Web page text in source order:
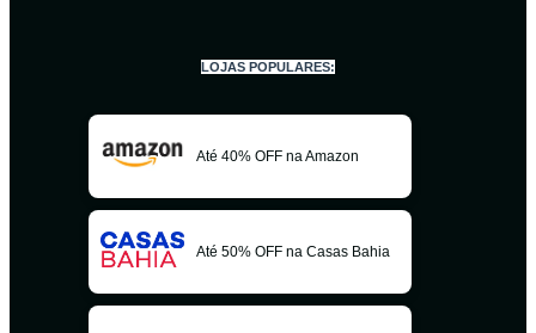
LOJAS POPULARES:
Até 40% OFF na Amazon
Até 50% OFF na Casas Bahia